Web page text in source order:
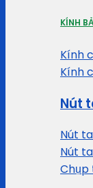
KÍNH
Kính
Kính
Nút
Nút
Nút
Chụp